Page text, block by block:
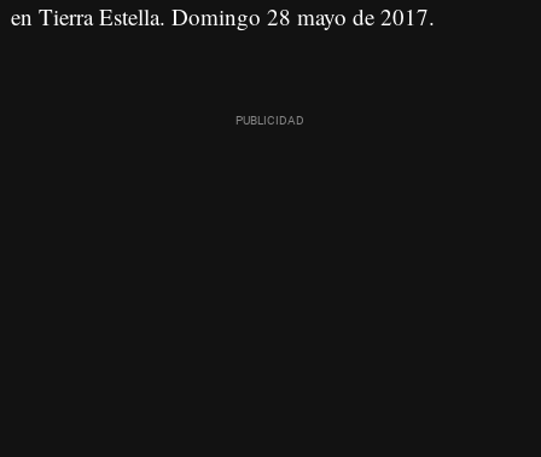
en Tierra Estella. Domingo 28 mayo de 2017.